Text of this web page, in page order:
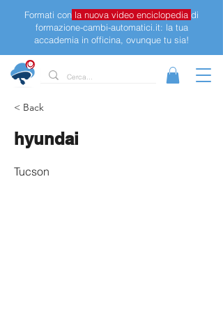
Formati con la nuova video enciclopedia di
formazione-cambi-automatici.it: la tua
accademia in officina, ovunque tu sia!
< Back
hyundai
Tucson